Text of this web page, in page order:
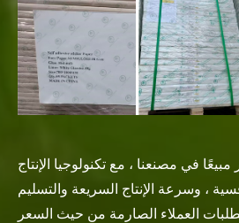
في مصنعنا ، مع تكنولوجيا الإنتاج
، وسرعة الإنتاج السريعة والتسليم
العملاء الصارمة من حيث السعر